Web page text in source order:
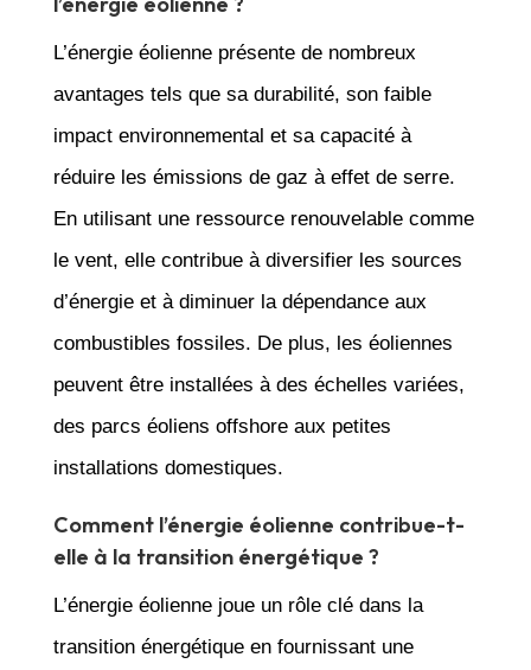
L’énergie éolienne présente de nombreux
avantages tels que sa durabilité, son faible
impact environnemental et sa capacité à
réduire les émissions de gaz à effet de serre.
En utilisant une ressource renouvelable comme
le vent, elle contribue à diversifier les sources
d’énergie et à diminuer la dépendance aux
combustibles fossiles. De plus, les éoliennes
peuvent être installées à des échelles variées,
des parcs éoliens offshore aux petites
installations domestiques.
Comment l’énergie éolienne contribue-t-
elle à la transition énergétique ?
L’énergie éolienne joue un rôle clé dans la
transition énergétique en fournissant une